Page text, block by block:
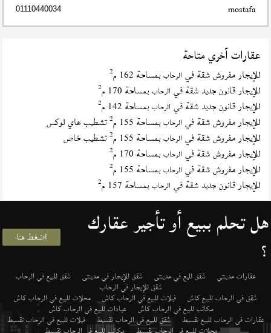
mostafa
01110440034
عقارات أخري متاحة
للإيجار مفروش شقة في الرحاب بمساحة 162 م 2
للإيجار قانون جديد شقة في الرحاب بمساحة 170 م 2
للإيجار قانون جديد شقة في الرحاب بمساحة 142 م 2
للإيجار مفروش شقة في الرحاب بمساحة 155 م 2تشطيب هاي لوكس
للإيجار مفروش شقة في الرحاب بمساحة 155 م 2تشطيب خاص
للإيجار مفروش شقة في الرحاب بمساحة 170 م 2
للإيجار مفروش شقة في الرحاب بمساحة 155 م 2
للإيجار قانون جديد شقة في الرحاب بمساحة 157 م 2
هل تحلم ببيع أو تأجير عقارك
؟ اضغط هنا
عقارات مدينتي شقق لليع في مدينتى شقق للإيجار في مدينتى شقق للبيع في الرحاب
شقق للإيجار في الرحاب
شقق في الرحاب للبيع كاش فيلات للبيع في الرحاب كاش محلات للبيع في الرحاب كاش
مكاتب للبيع في الرحاب كاش عيادات للبيع في الرحاب كاش
عقارات في الرحاب للبيع تقسيط شقق للبيع في الرحاب تقسيط فيلات للبيع في الرحاب تقسيط